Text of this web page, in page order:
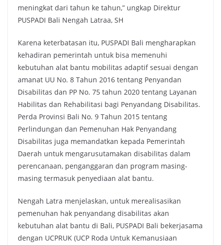
meningkat dari tahun ke tahun,” ungkap Direktur
PUSPADI Bali Nengah Latraa, SH
Karena keterbatasan itu, PUSPADI Bali mengharapkan
kehadiran pemerintah untuk bisa memenuhi
kebutuhan alat bantu mobilitas adaptif sesuai dengan
amanat UU No. 8 Tahun 2016 tentang Penyandan
Disabilitas dan PP No. 75 tahun 2020 tentang Layanan
Habilitas dan Rehabilitasi bagi Penyandang Disabilitas.
Perda Provinsi Bali No. 9 Tahun 2015 tentang
Perlindungan dan Pemenuhan Hak Penyandang
Disabilitas juga memandatkan kepada Pemerintah
Daerah untuk mengarusutamakan disabilitas dalam
perencanaan, penganggaran dan program masing-
masing termasuk penyediaan alat bantu.
Nengah Latra menjelaskan, untuk merealisasikan
pemenuhan hak penyandang disabilitas akan
kebutuhan alat bantu di Bali, PUSPADI Bali bekerjasama
dengan UCPRUK (UCP Roda Untuk Kemanusiaan